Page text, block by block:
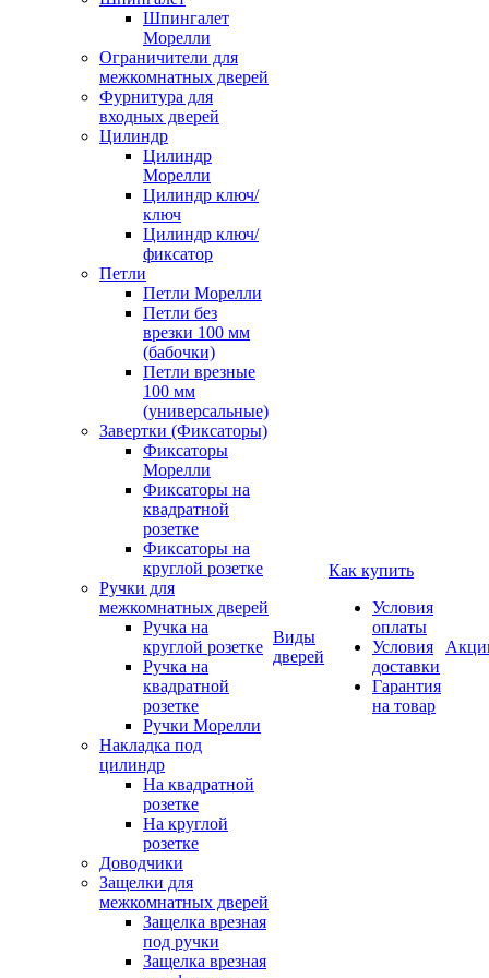
Шпингалет
Морелли
Ограничители для
межкомнатных дверей
Фурнитура для
входных дверей
Цилиндр
Цилиндр
Морелли
Цилиндр ключ/
ключ
Цилиндр ключ/
фиксатор
Петли
Петли Морелли
Петли без
врезки 100 мм
(бабочки)
Петли врезные
100 мм
(универсальные)
Завертки (Фиксаторы)
Фиксаторы
Морелли
Фиксаторы на
квадратной
розетке
Фиксаторы на
круглой розетке
Ручки для
межкомнатных дверей
Ручка на
круглой розетке
Ручка на
квадратной
розетке
Ручки Морелли
Накладка под
цилиндр
На квадратной
розетке
На круглой
розетке
Доводчики
Защелки для
межкомнатных дверей
Защелка врезная
под ручки
Защелка врезная
Виды
дверей
Как купить
Условия
оплаты
Условия
доставки
Гарантия
на товар